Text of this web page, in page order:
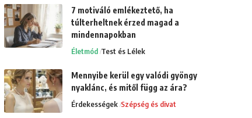
7 motiváló emlékeztető, ha
túlterheltnek érzed magad a
mindennapokban
Életmód Test és Lélek
Mennyibe kerül egy valódi gyöngy
nyaklánc, és mitől függ az ára?
Érdekességek Szépség és divat